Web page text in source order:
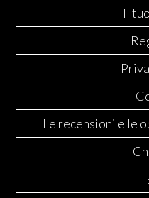
Il
Le recensioni e le